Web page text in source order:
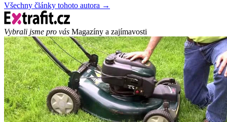
Všechny články tohoto autora →
Vybrali jsme pro vás Magazíny a zajímavosti